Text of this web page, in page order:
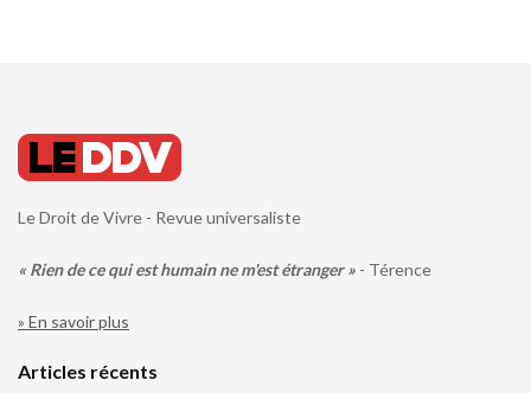
Le Droit de Vivre - Revue universaliste
« Rien de ce qui est humain ne m'est étranger » - Térence
» En savoir plus
Articles récents